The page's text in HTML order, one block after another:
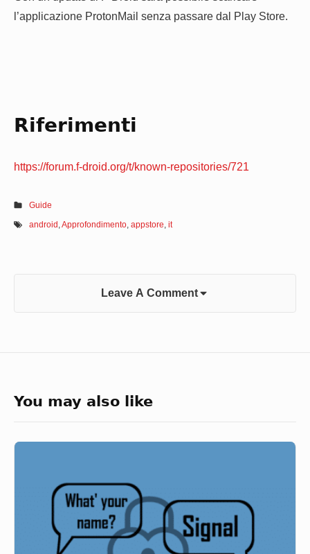
l’applicazione ProtonMail senza passare dal Play Store.
Riferimenti
https://forum.f-droid.org/t/known-repositories/721
Guide
android,Approfondimento,appstore,it
Leave A Comment
You may also like